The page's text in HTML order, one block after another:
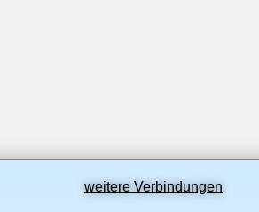
weitere Verbindungen